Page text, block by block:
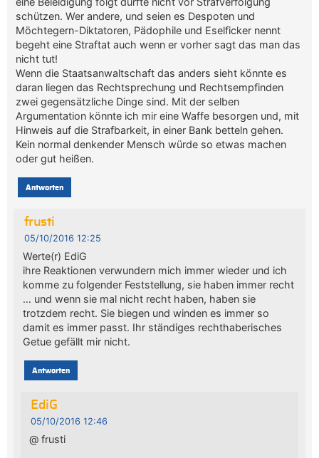
schützen. Wer andere, und seien es Despoten und
Möchtegern-Diktatoren, Pädophile und Eselficker nennt
begeht eine Straftat auch wenn er vorher sagt das man das
nicht tut!
Wenn die Staatsanwaltschaft das anders sieht könnte es
daran liegen das Rechtsprechung und Rechtsempfinden
zwei gegensätzliche Dinge sind. Mit der selben
Argumentation könnte ich mir eine Waffe besorgen und, mit
Hinweis auf die Strafbarkeit, in einer Bank betteln gehen.
Kein normal denkender Mensch würde so etwas machen
oder gut heißen.
Antworten
frusti
05/10/2016 12:25
Werte(r) EdiG
ihre Reaktionen verwundern mich immer wieder und ich
komme zu folgender Feststellung, sie haben immer recht
… und wenn sie mal nicht recht haben, haben sie
trotzdem recht. Sie biegen und winden es immer so
damit es immer passt. Ihr ständiges rechthaberisches
Getue gefällt mir nicht.
Antworten
EdiG
05/10/2016 12:46
@ frusti